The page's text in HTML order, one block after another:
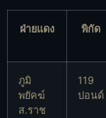
ฝ่ายแดง พิกัด
ภูมิ
พยัคฆ์
ส.ราช
119
ปอนด์